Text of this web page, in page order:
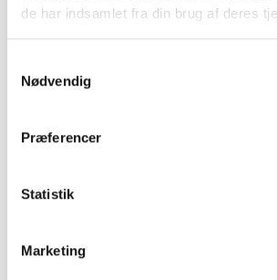
de har indsamlet fra din brug af deres
Nødvendig
Præferencer
Statistik
Marketing
CVR
Telefonnummer